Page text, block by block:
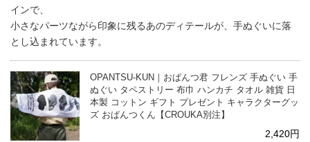
インで、
小さなパーツながら印象に残るあのディテールが、手ぬぐいに落
とし込まれています。
OPANTSU-KUN｜おぱんつ君 フレンズ 手ぬぐい 手
ぬぐい タペストリー 布巾 ハンカチ タオル 雑貨 日
本製 コットン ギフト プレゼント キャラクターグッ
ズ おぱんつくん【CROUKA別注】
2,420円